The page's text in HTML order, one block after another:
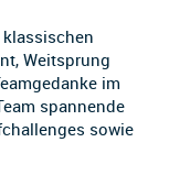
Weitsprung
im
spannende
sowie